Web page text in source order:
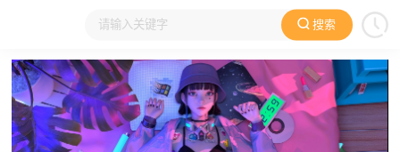
搜索
大家在看 日本动漫 国产动漫 欧美动漫 动漫电影